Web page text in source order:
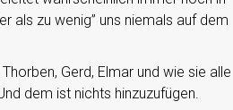
als zu wenig” uns niemals auf dem
Gerd, Elmar und wie sie alle
dem ist nichts hinzuzufügen.